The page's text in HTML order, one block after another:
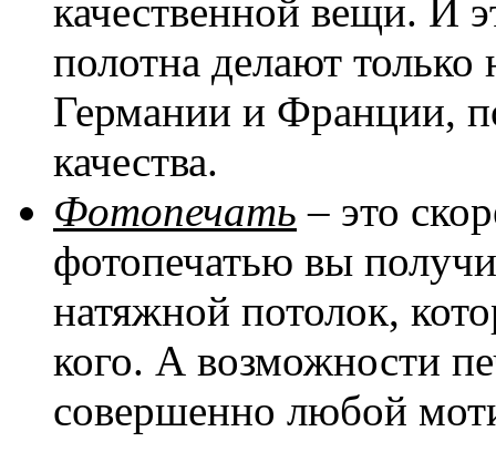
качественной вещи. И
полотна делают
Германии и Франции,
качества.
Фотопечать – это
фотопечатью вы
натяжной потолок,
кого. А возможности
совершенно любой